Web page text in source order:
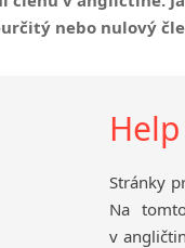
nebo nulový
Stránky
Na
v